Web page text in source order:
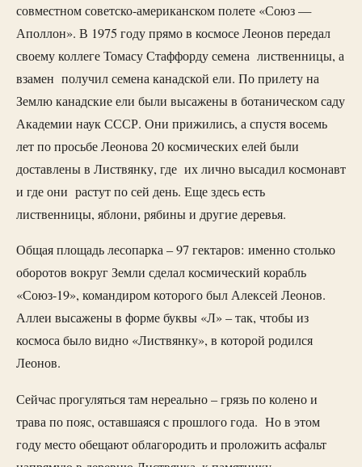
совместном советско-американском полете «Союз —
Аполлон». В 1975 году прямо в космосе Леонов передал
своему коллеге Томасу Стаффорду семена лиственницы, а
взамен получил семена канадской ели. По прилету на
Землю канадские ели были высажены в ботаническом саду
Академии наук СССР. Они прижились, а спустя восемь
лет по просьбе Леонова 20 космических елей были
доставлены в Листвянку, где их лично высадил космонавт
и где они растут по сей день. Еще здесь есть
лиственницы, яблони, рябины и другие деревья.
Общая площадь лесопарка – 97 гектаров: именно столько
оборотов вокруг Земли сделал космический корабль
«Союз-19», командиром которого был Алексей Леонов.
Аллеи высажены в форме буквы «Л» – так, чтобы из
космоса было видно «Листвянку», в которой родился
Леонов.
Сейчас прогуляться там нереально – грязь по колено и
трава по пояс, оставшаяся с прошлого года. Но в этом
году место обещают облагородить и проложить асфальт